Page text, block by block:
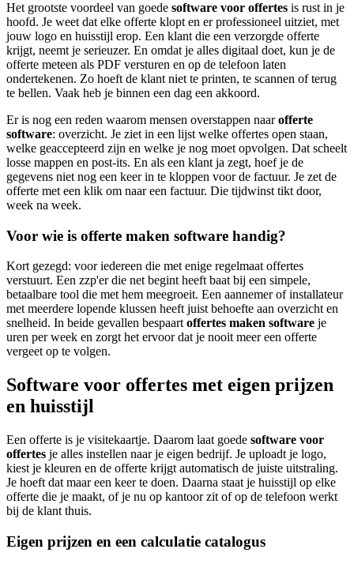
Het grootste voordeel van goede software voor offertes is rust in je
hoofd. Je weet dat elke offerte klopt en er professioneel uitziet, met
jouw logo en huisstijl erop. Een klant die een verzorgde offerte
krijgt, neemt je serieuzer. En omdat je alles digitaal doet, kun je de
offerte meteen als PDF versturen en op de telefoon laten
ondertekenen. Zo hoeft de klant niet te printen, te scannen of terug
te bellen. Vaak heb je binnen een dag een akkoord.
Er is nog een reden waarom mensen overstappen naarofferte
software: overzicht. Je ziet in een lijst welke offertes open staan,
welke geaccepteerd zijn en welke je nog moet opvolgen. Dat scheelt
losse mappen en post-its. En als een klant ja zegt, hoef je de
gegevens niet nog een keer in te kloppen voor de factuur. Je zet de
offerte met een klik om naar een factuur. Die tijdwinst tikt door,
week na week.
Voor wie is offerte maken software handig?
Kort gezegd: voor iedereen die met enige regelmaat offertes
verstuurt. Een zzp'er die net begint heeft baat bij een simpele,
betaalbare tool die met hem meegroeit. Een aannemer of installateur
met meerdere lopende klussen heeft juist behoefte aan overzicht en
snelheid. In beide gevallen bespaartoffertes maken software je
uren per week en zorgt het ervoor dat je nooit meer een offerte
vergeet op te volgen.
Software voor offertes met eigen prijzen
en huisstijl
Een offerte is je visitekaartje. Daarom laat goede software voor
offertes je alles instellen naar je eigen bedrijf. Je uploadt je logo,
kiest je kleuren en de offerte krijgt automatisch de juiste uitstraling.
Je hoeft dat maar een keer te doen. Daarna staat je huisstijl op elke
offerte die je maakt, of je nu op kantoor zit of op de telefoon werkt
bij de klant thuis.
Eigen prijzen en een calculatie catalogus